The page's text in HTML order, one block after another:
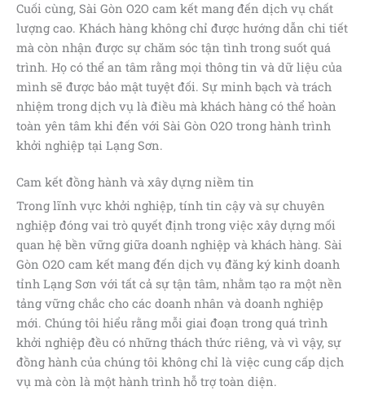
Cuối cùng, Sài Gòn O2O cam kết mang đến dịch vụ chất
lượng cao. Khách hàng không chỉ được hướng dẫn chi tiết
mà còn nhận được sự chăm sóc tận tình trong suốt quá
trình. Họ có thể an tâm rằng mọi thông tin và dữ liệu của
mình sẽ được bảo mật tuyệt đối. Sự minh bạch và trách
nhiệm trong dịch vụ là điều mà khách hàng có thể hoàn
toàn yên tâm khi đến với Sài Gòn O2O trong hành trình
khởi nghiệp tại Lạng Sơn.
Cam kết đồng hành và xây dựng niềm tin
Trong lĩnh vực khởi nghiệp, tính tin cậy và sự chuyên
nghiệp đóng vai trò quyết định trong việc xây dựng mối
quan hệ bền vững giữa doanh nghiệp và khách hàng. Sài
Gòn O2O cam kết mang đến dịch vụ đăng ký kinh doanh
tỉnh Lạng Sơn với tất cả sự tận tâm, nhằm tạo ra một nền
tảng vững chắc cho các doanh nhân và doanh nghiệp
mới. Chúng tôi hiểu rằng mỗi giai đoạn trong quá trình
khởi nghiệp đều có những thách thức riêng, và vì vậy, sự
đồng hành của chúng tôi không chỉ là việc cung cấp dịch
vụ mà còn là một hành trình hỗ trợ toàn diện.